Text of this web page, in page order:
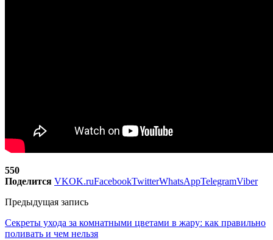
550
Поделится VKOK.ruFacebookTwitterWhatsAppTelegramViber
Предыдущая запись
Секреты ухода за комнатными цветами в жару: как правильно
поливать и чем нельзя